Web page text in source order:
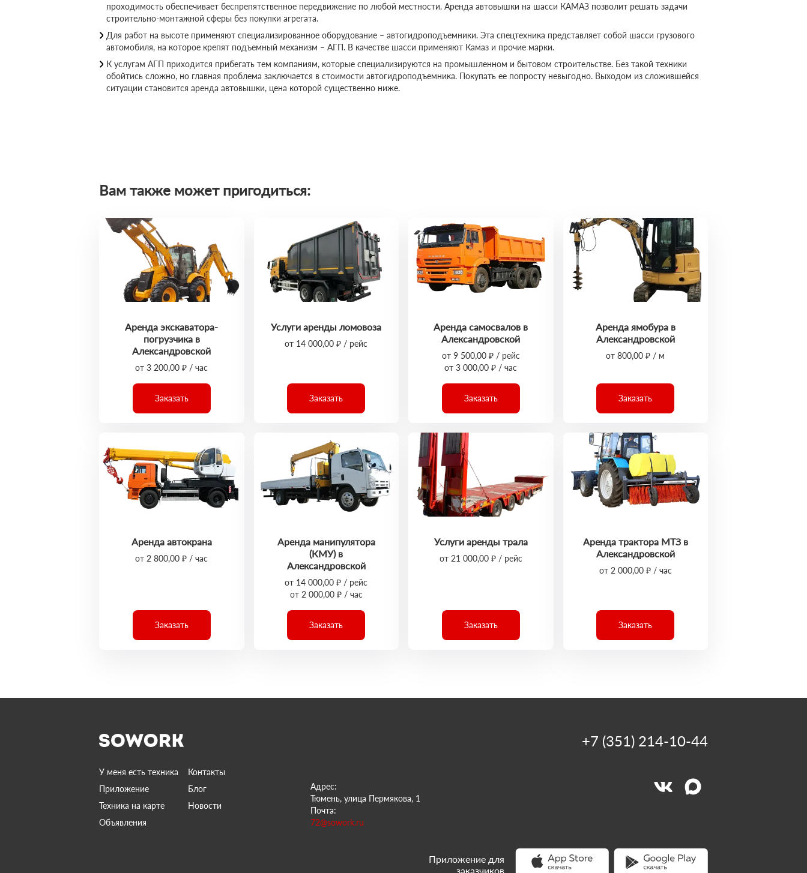
проходимость обеспечивает беспрепятственное передвижение по любой местности. Аренда автовышки на шасси КАМАЗ позволит решать задачи
строительно-монтажной сферы без покупки агрегата.
Для работ на высоте применяют специализированное оборудование – автогидроподъемники. Эта спецтехника представляет собой шасси грузового
автомобиля, на которое крепят подъемный механизм – АГП. В качестве шасси применяют Камаз и прочие марки.
К услугам АГП приходится прибегать тем компаниям, которые специализируются на промышленном и бытовом строительстве. Без такой техники
обойтись сложно, но главная проблема заключается в стоимости автогидроподъемника. Покупать ее попросту невыгодно. Выходом из сложившейся
ситуации становится аренда автовышки, цена которой существенно ниже.
Вам также может пригодиться:
Аренда экскаватора-
погрузчика в
Александровской
от 3 200,00 ₽ / час
Заказать
Услуги аренды ломовоза
от 14 000,00 ₽ / рейс
Заказать
Аренда самосвалов в
Александровской
от 9 500,00 ₽ / рейс
от 3 000,00 ₽ / час
Заказать
Аренда ямобура в
Александровской
от 800,00 ₽ / м
Заказать
Аренда автокрана
от 2 800,00 ₽ / час
Заказать
Аренда манипулятора
(КМУ) в
Александровской
от 14 000,00 ₽ / рейс
от 2 000,00 ₽ / час
Заказать
Услуги аренды трала
от 21 000,00 ₽ / рейс
Заказать
Аренда трактора МТЗ в
Александровской
от 2 000,00 ₽ / час
Заказать
У меня есть техника
Контакты
Приложение
Блог
Техника на карте
Новости
Объявления
Адрес:
Тюмень, улица Пермякова, 1
Почта:
72@sowork.ru
+7 (351) 214-10-44
Приложение для
заказчиков